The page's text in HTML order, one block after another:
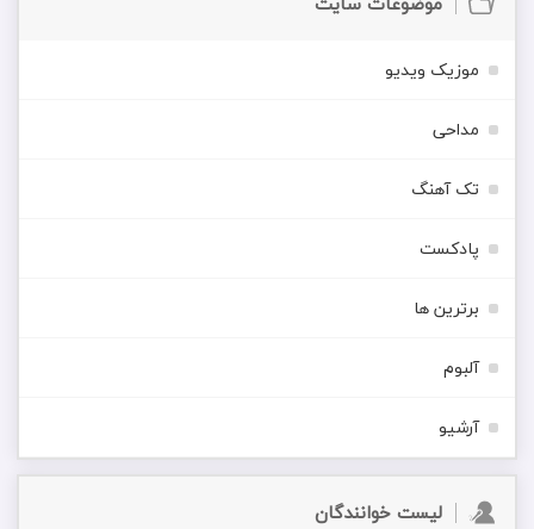
موزیک ویدیو
مداحی
تک آهنگ
پادکست
برترین ها
آلبوم
آرشیو
لیست خوانندگان